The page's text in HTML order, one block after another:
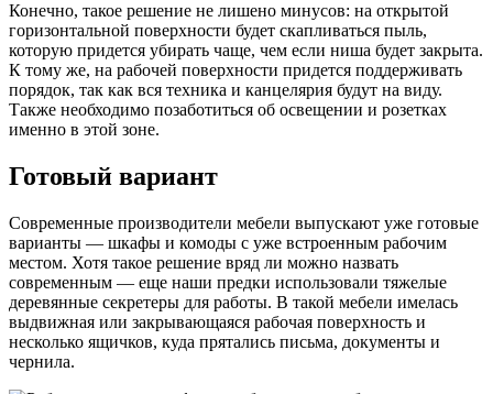
Конечно, такое решение не лишено минусов: на открытой
горизонтальной поверхности будет скапливаться пыль,
которую придется убирать чаще, чем если ниша будет закрыта.
К тому же, на рабочей поверхности придется поддерживать
порядок, так как вся техника и канцелярия будут на виду.
Также необходимо позаботиться об освещении и розетках
именно в этой зоне.
Готовый вариант
Современные производители мебели выпускают уже готовые
варианты — шкафы и комоды с уже встроенным рабочим
местом. Хотя такое решение вряд ли можно назвать
современным — еще наши предки использовали тяжелые
деревянные секретеры для работы. В такой мебели имелась
выдвижная или закрывающаяся рабочая поверхность и
несколько ящичков, куда прятались письма, документы и
чернила.